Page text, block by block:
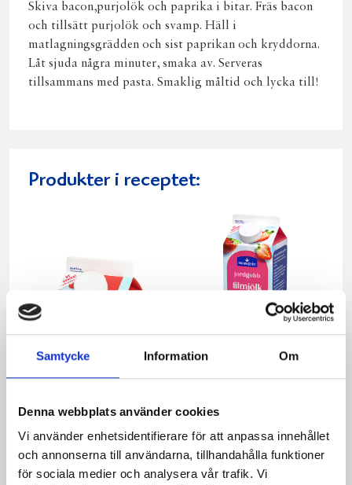
Samtycke Information Om
Denna webbplats använder cookies
Vi använder enhetsidentifierare för att anpassa innehållet
och annonserna till användarna, tillhandahålla funktioner
för sociala medier och analysera vår trafik. Vi
Skiva bacon,purjolök och paprika i bitar. Fräs bacon
och tillsätt purjolök och svamp. Häll i
matlagningsgrädden och sist paprikan och kryddorna.
Låt sjuda några minuter, smaka av. Serveras
tillsammans med pasta. Smaklig måltid och lycka till!
Produkter i receptet:
Mellanmjölk
1,5% laktosfri 3dl
1000g